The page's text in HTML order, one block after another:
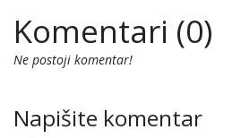
Komentari (0)
Ne postoji komentar!
Napišite komentar